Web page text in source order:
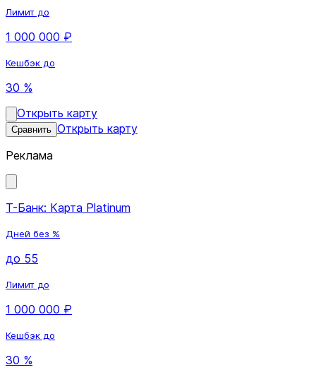
Лимит до
1 000 000 ₽
Кешбэк до
30 %
Открыть карту
Сравнить Открыть карту
Реклама
Т-Банк: Карта Platinum
Дней без %
до 55
Лимит до
1 000 000 ₽
Кешбэк до
30 %